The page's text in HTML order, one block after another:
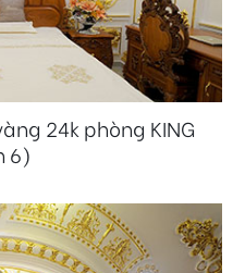
24k phòng KING
6)